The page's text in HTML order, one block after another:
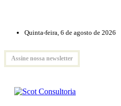
Quinta-feira, 6 de agosto de 2026
Assine nossa newsletter